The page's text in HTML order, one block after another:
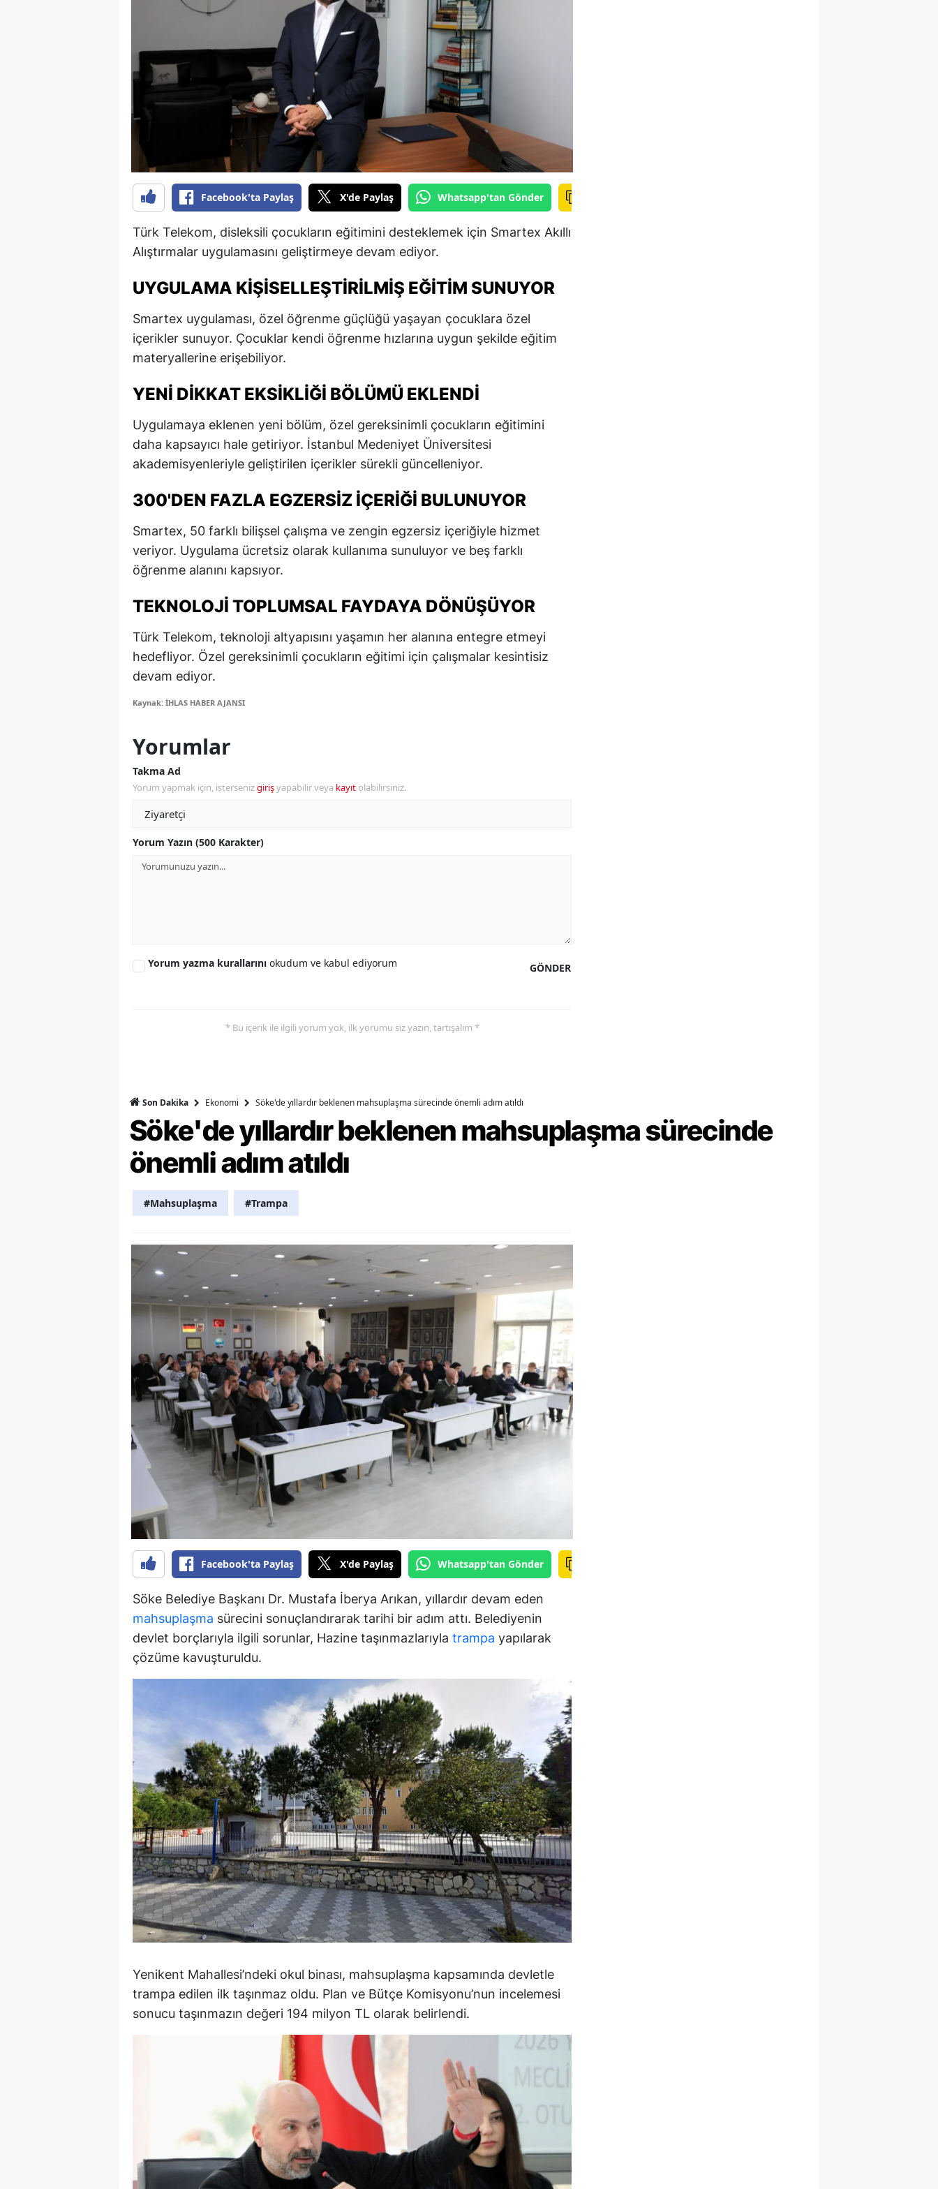
Bilecik
Bingöl
Bitlis
Bolu
Burdur
Bursa
Çanakkale
Çankırı
Çorum
Diyarbakır
Edirne
Erzincan
Eskişehir
Gaziantep
Giresun
Gümüşhane
Hakkari
Isparta
Mersin
Kayseri
Malatya
Muş
Nevşehir
Niğde
Sakarya
Sinop
Sivas
Tekirdağ
Tokat
Trabzon
Tunceli
Şanlıurfa
Uşak
Van
Zonguldak
Aksaray
Karaman
Kırıkkale
Batman
Şırnak
Bartın
Ardahan
Iğdır
Yalova
Karabük
Osmaniye
Düzce
Facebook'ta Paylaş X'de Paylaş Whatsapp'tan Gönder
Türk Telekom, disleksili çocukların eğitimini desteklemek için Smartex Akıllı
Alıştırmalar uygulamasını geliştirmeye devam ediyor.
UYGULAMA KIŞISELLEŞTIRILMIŞ EĞITIM SUNUYOR
Smartex uygulaması, özel öğrenme güçlüğü yaşayan çocuklara özel
içerikler sunuyor. Çocuklar kendi öğrenme hızlarına uygun şekilde eğitim
materyallerine erişebiliyor.
YENI DIKKAT EKSIKLIĞI BÖLÜMÜ EKLENDI
Uygulamaya eklenen yeni bölüm, özel gereksinimli çocukların eğitimini
daha kapsayıcı hale getiriyor. İstanbul Medeniyet Üniversitesi
akademisyenleriyle geliştirilen içerikler sürekli güncelleniyor.
300'DEN FAZLA EGZERSIZ İÇERIĞI BULUNUYOR
Smartex, 50 farklı bilişsel çalışma ve zengin egzersiz içeriğiyle hizmet
veriyor. Uygulama ücretsiz olarak kullanıma sunuluyor ve beş farklı
öğrenme alanını kapsıyor.
TEKNOLOJI TOPLUMSAL FAYDAYA DÖNÜŞÜYOR
Türk Telekom, teknoloji altyapısını yaşamın her alanına entegre etmeyi
hedefliyor. Özel gereksinimli çocukların eğitimi için çalışmalar kesintisiz
devam ediyor.
Kaynak: İHLAS HABER AJANSI
Yorumlar
Takma Ad
Yorum yapmak için, istersenizgirişyapabilir veya kayıt olabilirsiniz.
Yorum Yazın (500 Karakter)
GÖNDER
Yorum yazma kurallarını okudum ve kabul ediyorum
* Bu içerik ile ilgili yorum yok, ilk yorumu siz yazın, tartışalım *
Son Dakika Ekonomi Söke'de yıllardır beklenen mahsuplaşma sürecinde önemli adım atıldı
Söke'de yıllardır beklenen mahsuplaşma sürecinde
önemli adım atıldı
#Mahsuplaşma #Trampa
Facebook'ta Paylaş X'de Paylaş Whatsapp'tan Gönder
Söke Belediye Başkanı Dr. Mustafa İberya Arıkan, yıllardır devam eden
mahsuplaşma sürecini sonuçlandırarak tarihi bir adım attı. Belediyenin
devlet borçlarıyla ilgili sorunlar, Hazine taşınmazlarıyla trampa yapılarak
çözüme kavuşturuldu.
Yenikent Mahallesi’ndeki okul binası, mahsuplaşma kapsamında devletle
trampa edilen ilk taşınmaz oldu. Plan ve Bütçe Komisyonu’nun incelemesi
sonucu taşınmazın değeri 194 milyon TL olarak belirlendi.